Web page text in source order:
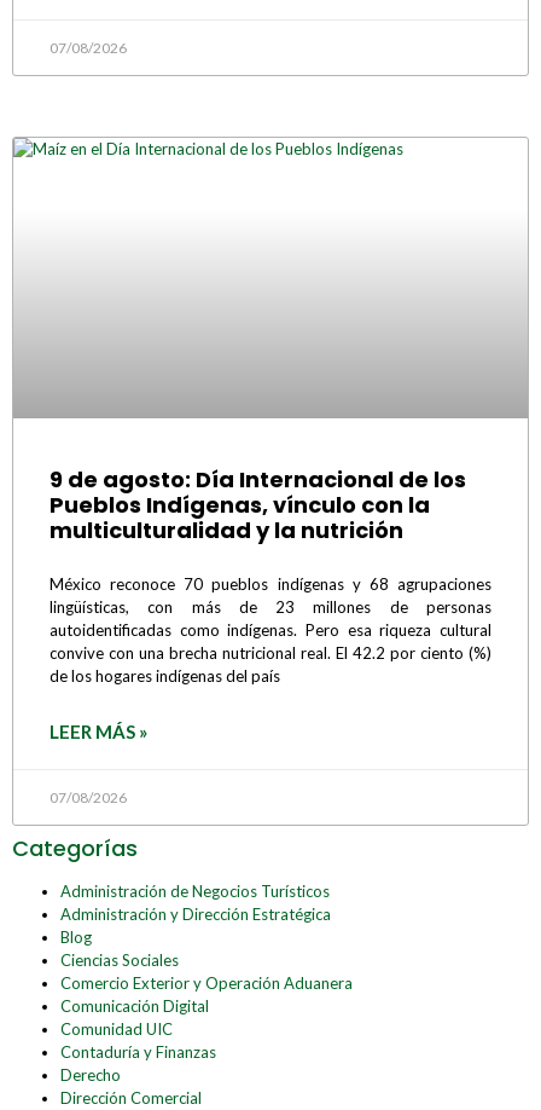
07/08/2026
9 de agosto: Día Internacional de los
Pueblos Indígenas, vínculo con la
multiculturalidad y la nutrición
México reconoce 70 pueblos indígenas y 68 agrupaciones
lingüísticas, con más de 23 millones de personas
autoidentificadas como indígenas. Pero esa riqueza cultural
convive con una brecha nutricional real. El 42.2 por ciento (%)
de los hogares indígenas del país
LEER MÁS »
07/08/2026
Categorías
Administración de Negocios Turísticos
Administración y Dirección Estratégica
Blog
Ciencias Sociales
Comercio Exterior y Operación Aduanera
Comunicación Digital
Comunidad UIC
Contaduría y Finanzas
Derecho
Dirección Comercial